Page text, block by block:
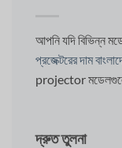
আপনি যদি বিভিন্ন
প্রজেক্টরের দাম
projector মডেলগুলো
দ্রুত তুলনা